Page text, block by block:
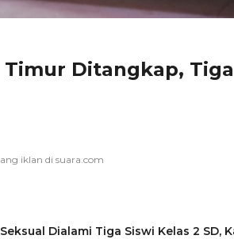
Ditangkap,
Dialami Tiga Siswi Kelas 2 SD,